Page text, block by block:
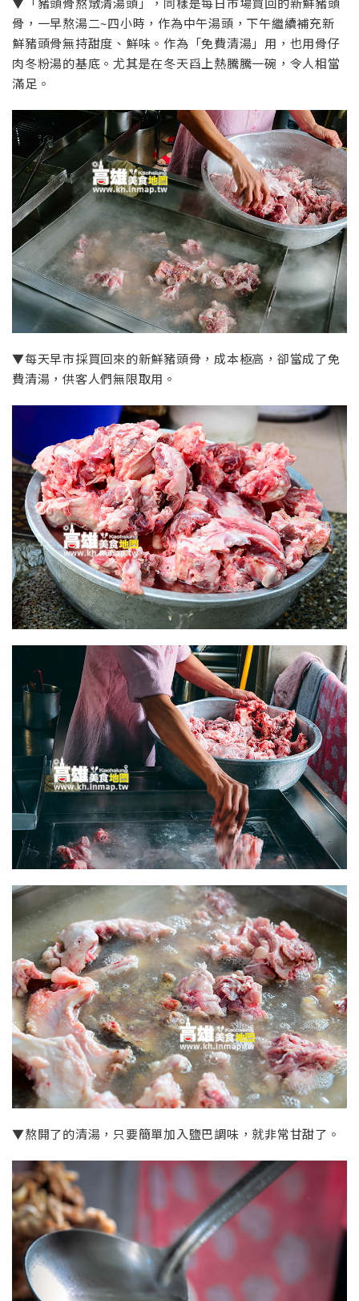
骨，一早熬湯二~四小時，作為中午湯頭，下午繼續補充新
鮮豬頭骨無持甜度、鮮味。作為「免費清湯」用，也用骨仔
肉冬粉湯的基底。尤其是在冬天舀上熱騰騰一碗，令人相當
滿足。
▼每天早市採買回來的新鮮豬頭骨，成本極高，卻當成了免
費清湯，供客人們無限取用。
▼熬開了的清湯，只要簡單加入鹽巴調味，就非常甘甜了。